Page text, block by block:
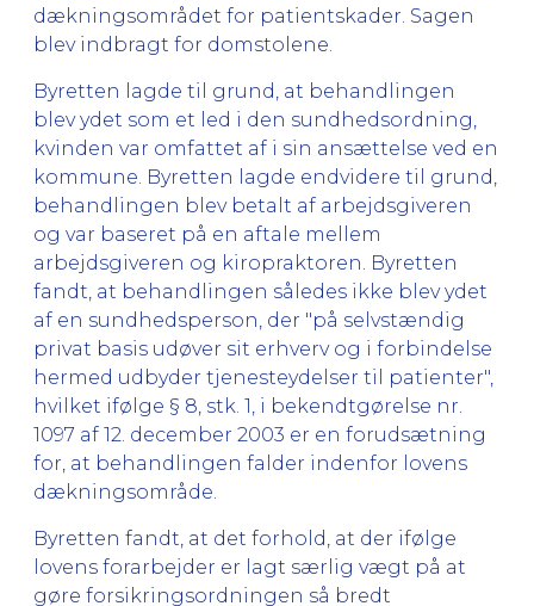
dækningsområdet for patientskader. Sagen
blev indbragt for domstolene.
Byretten lagde til grund, at behandlingen
blev ydet som et led i den sundhedsordning,
kvinden var omfattet af i sin ansættelse ved en
kommune. Byretten lagde endvidere til grund,
behandlingen blev betalt af arbejdsgiveren
og var baseret på en aftale mellem
arbejdsgiveren og kiropraktoren. Byretten
fandt, at behandlingen således ikke blev ydet
af en sundhedsperson, der "på selvstændig
privat basis udøver sit erhverv og i forbindelse
hermed udbyder tjenesteydelser til patienter",
hvilket ifølge § 8, stk. 1, i bekendtgørelse nr.
1097 af 12. december 2003 er en forudsætning
for, at behandlingen falder indenfor lovens
dækningsområde.
Byretten fandt, at det forhold, at der ifølge
lovens forarbejder er lagt særlig vægt på at
gøre forsikringsordningen så bredt